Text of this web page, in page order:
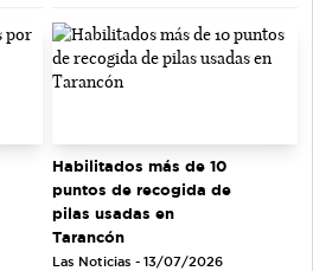
Habilitados más de 10
puntos de recogida de
pilas usadas en
Tarancón
Las Noticias - 13/07/2026